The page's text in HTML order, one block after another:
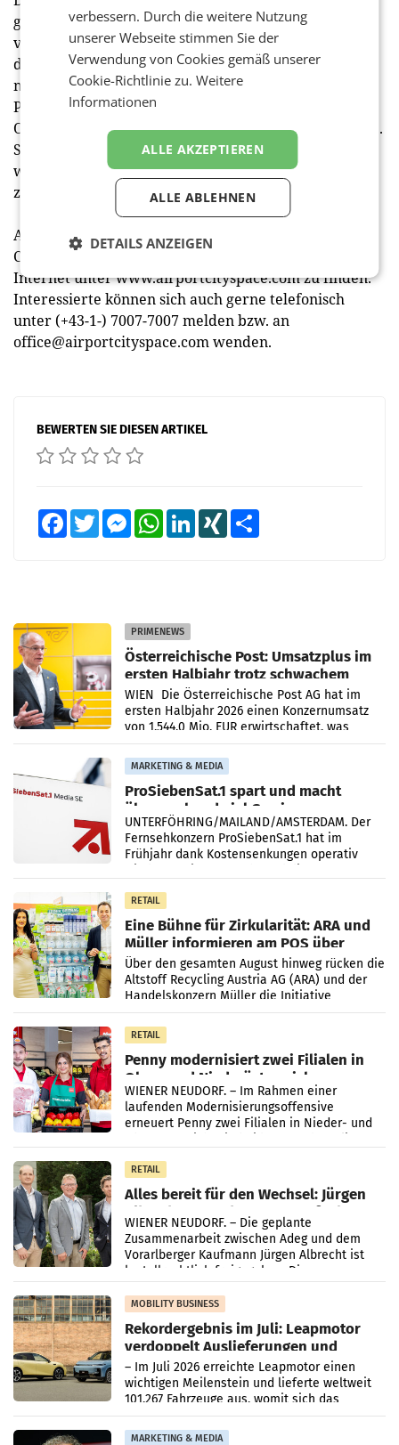
glaubt: Mit den ÖBB gelangt man in wenigen Minuten
vom Flughafen zum Wiener Hauptbahnhof und mit
der S7 in das Wiener Stadtzentrum Wien-Mitte. Wer
mit dem Auto kommt, parkt im nahegelegenen
Parkhaus 3 und erreicht den AirportCity Space im
Office Park 4 über eine überdachte Fußgängerbrücke.
Seit Ende März fährt auch der City Airport Train
wieder in 16 min direkt vom Wiener Stadtzentrum
zum Flughafen. (red)
Alle Informationen zu den Event-, Conferencing- und
Co-Working-Angeboten im AirportCity Space sind im
Internet unter www.airportcityspace.com zu finden.
Interessierte können sich auch gerne telefonisch
unter (+43-1-) 7007-7007 melden bzw. an
office@airportcityspace.comwenden.
BEWERTEN SIE DIESEN ARTIKEL
FacebookTwitter MessengerWhatsAppLinkedInXING
PRIMENEWS
Österreichische Post: Umsatzplus im
ersten Halbjahr trotz schwachem
Briefgeschäft
WIEN Die Österreichische Post AG hat im
ersten Halbjahr 2026 einen Konzernumsatz
von 1.544,0 Mio. EUR erwirtschaftet, was
einem Plus von 3,8 Prozent gegenüber dem
Vergleichszeitraum
MARKETING & MEDIA
ProSiebenSat.1 spart und macht
überraschend viel Gewinn
UNTERFÖHRING/MAILAND/AMSTERDAM. Der
Fernsehkonzern ProSiebenSat.1 hat im
Frühjahr dank Kostensenkungen operativ
RETAIL
Eine Bühne für Zirkularität: ARA und
Müller informieren am POS über
Kreislauffähigkeit
Über den gesamten August hinweg rücken die
Altstoff Recycling Austria AG (ARA) und der
Handelskonzern Müller die Initiative
„Kreislauf-Helden“ in allen österreichischen
Müller-Filialen
RETAIL
Penny modernisiert zwei Filialen in
Ober- und Niederösterreich
WIENER NEUDORF. – Im Rahmen einer
laufenden Modernisierungsoffensive
erneuert Penny zwei Filialen in Nieder- und
RETAIL
Alles bereit für den Wechsel: Jürgen
Albrecht setzt ab 1.1.2027 auf Adeg
WIENER NEUDORF. – Die geplante
Zusammenarbeit zwischen Adeg und dem
Vorarlberger Kaufmann Jürgen Albrecht ist
kartellrechtlich freigegeben: Die
Bundeswettbewerbsbehörde und der
Bundeskartellanwalt
MOBILITY BUSINESS
Rekordergebnis im Juli: Leapmotor
verdoppelt Auslieferungen und
überschreitet die 100.000er-Marke
– Im Juli 2026 erreichte Leapmotor einen
wichtigen Meilenstein und lieferte weltweit
101.267 Fahrzeuge aus, womit sich das
Ergebnis gegenüber Juli 2025 mehr als
verdoppelte (+102
MARKETING & MEDIA
verbessern. Durch die weitere Nutzung
unserer Webseite stimmen Sie der
Verwendung von Cookies gemäß unserer
Cookie-Richtlinie zu.Weitere
Informationen
ALLE AKZEPTIEREN
ALLE ABLEHNEN
DETAILS ANZEIGEN